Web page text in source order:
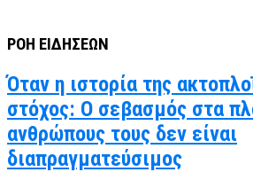
ΡΟΗ ΕΙΔΗΣΕΩΝ
Όταν η ιστορία της
στόχος: Ο σεβασμός στα
ανθρώπους τους δεν είναι
διαπραγματεύσιμος